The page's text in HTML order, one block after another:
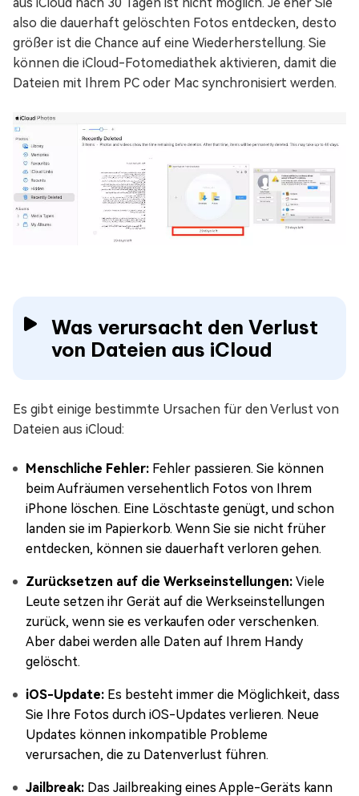
also die dauerhaft gelöschten Fotos entdecken, desto
größer ist die Chance auf eine Wiederherstellung. Sie
können die iCloud-Fotomediathek aktivieren, damit die
Dateien mit Ihrem PC oder Mac synchronisiert werden.
Was verursacht den Verlust
von Dateien aus iCloud
Es gibt einige bestimmte Ursachen für den Verlust von
Dateien aus iCloud:
Menschliche Fehler: Fehler passieren. Sie können
beim Aufräumen versehentlich Fotos von Ihrem
iPhone löschen. Eine Löschtaste genügt, und schon
landen sie im Papierkorb. Wenn Sie sie nicht früher
entdecken, können sie dauerhaft verloren gehen.
Zurücksetzen auf die Werkseinstellungen: Viele
Leute setzen ihr Gerät auf die Werkseinstellungen
zurück, wenn sie es verkaufen oder verschenken.
Aber dabei werden alle Daten auf Ihrem Handy
gelöscht.
iOS-Update: Es besteht immer die Möglichkeit, dass
Sie Ihre Fotos durch iOS-Updates verlieren. Neue
Updates können inkompatible Probleme
verursachen, die zu Datenverlust führen.
Jailbreak: Das Jailbreaking eines Apple-Geräts kann